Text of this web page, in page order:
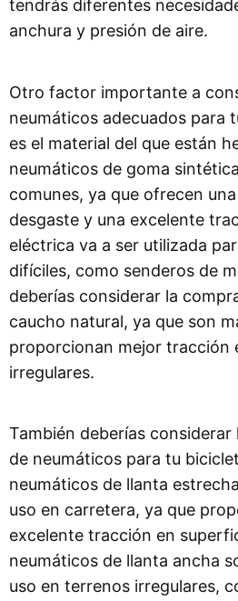
tendrás diferentes
anchura y presión de aire.
Otro factor importante a
neumáticos adecuados para
es el material del que están
neumáticos de goma
comunes, ya que ofrecen
desgaste y una excelente
eléctrica va a ser utilizada
difíciles, como senderos de
deberías considerar la
caucho natural, ya que son
proporcionan mejor tracción
irregulares.
También deberías
de neumáticos para tu
neumáticos de llanta
uso en carretera, ya que
excelente tracción en
neumáticos de llanta ancha
uso en terrenos irregulares,